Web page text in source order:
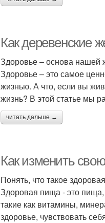
Как деревенские
Здоровье – основа нашей
Здоровье – это самое
жизнью. А что, если вы
жизнь? В этой статье мы
читать дальше →
Как изменить
Понять, что такое
Здоровая пища - это
такие как витамины,
здоровье, чувствовать